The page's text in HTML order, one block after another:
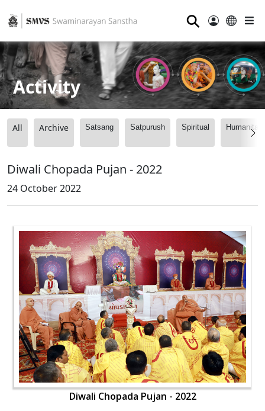
⚲
Activity
All Archive Satsang Satpurush Spiritual
Diwali Chopada Pujan - 2022
24 October 2022
Diwali Chopada Pujan - 2022